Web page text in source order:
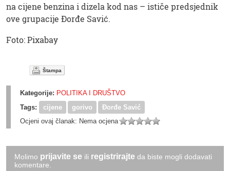
na cijene benzina i dizela kod nas – ističe predsjednik
ove grupacije Đorđe Savić.
Foto: Pixabay
Štampa
Kategorije: POLITIKA I DRUŠTVO
Tags:
cijene gorivo
Đorđe Savić
Ocjeni ovaj članak: Nema ocjena
Molimo prijavite se ili registrirajte da biste mogli dodavati
komentare.